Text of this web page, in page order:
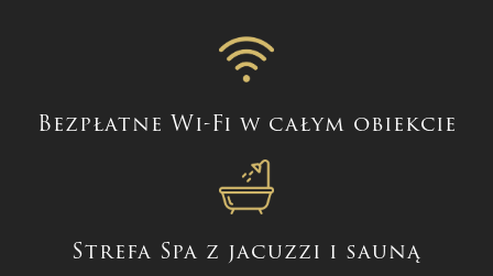
Bezpłatne Wi-Fi w całym obiekcie
Strefa Spa z jacuzzi i sauną